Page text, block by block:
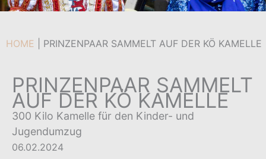
HOME PRINZENPAAR SAMMELT AUF DER KÖ KAMELLE
PRINZENPAAR SAMMELT
AUF DER KÖ KAMELLE
300 Kilo Kamelle für den Kinder- und
Jugendumzug
06.02.2024